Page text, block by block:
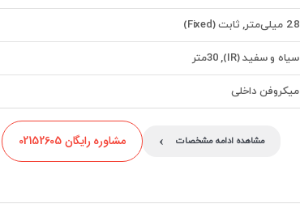
2.8 میلی‌متر, ثابت (Fixed)
سیاه و سفید (IR), 30متر
میکروفن داخلی
مشاهده ادامه مشخصات › مشاوره رایگان 02152605